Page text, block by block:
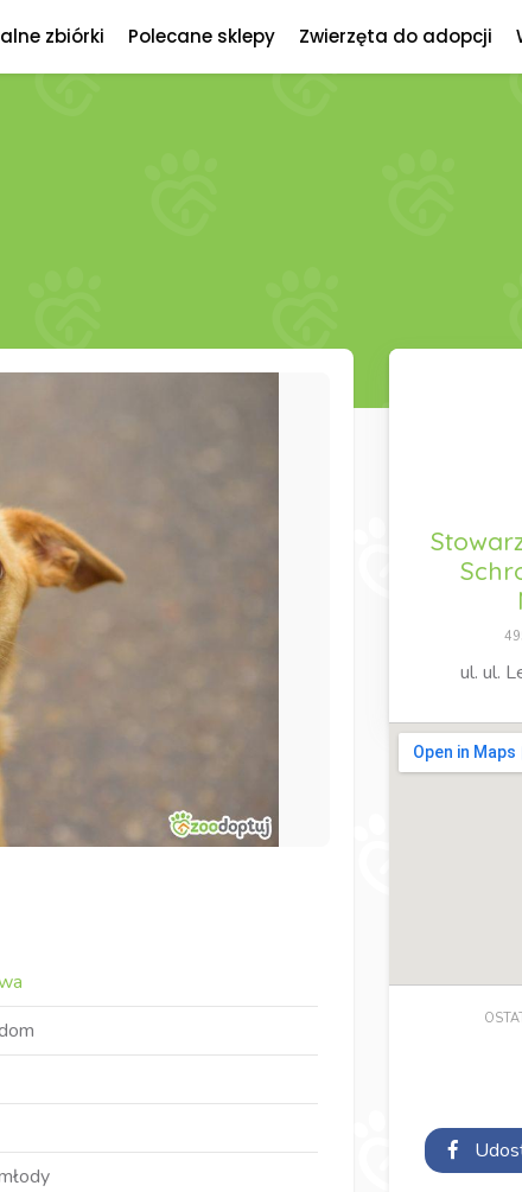
zbiórki Polecane sklepy Zwierzęta do adopcji
ul. ul.